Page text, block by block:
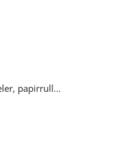
Behandlingsbenk, to deler, papirrullholder, koksgrå